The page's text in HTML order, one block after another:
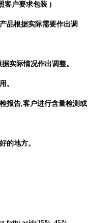
客户要求包装 )
品根据实际需要作出调
实际情况作出调整。
。
报告,客户进行含量检测或
的地方。